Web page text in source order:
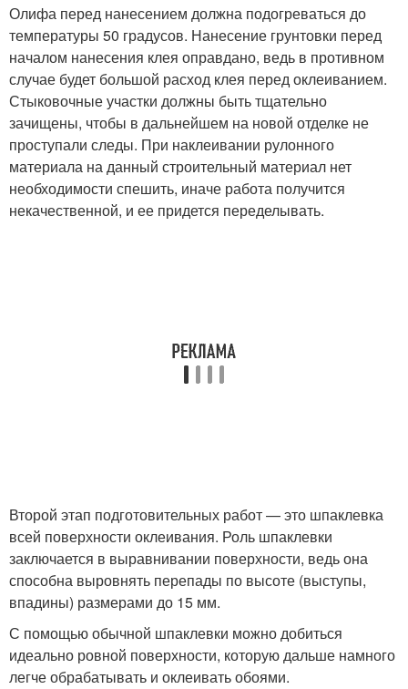
Олифа перед нанесением должна подогреваться до
температуры 50 градусов. Нанесение грунтовки перед
началом нанесения клея оправдано, ведь в противном
случае будет большой расход клея перед оклеиванием.
Стыковочные участки должны быть тщательно
зачищены, чтобы в дальнейшем на новой отделке не
проступали следы. При наклеивании рулонного
материала на данный строительный материал нет
необходимости спешить, иначе работа получится
некачественной, и ее придется переделывать.
Второй этап подготовительных работ — это шпаклевка
всей поверхности оклеивания. Роль шпаклевки
заключается в выравнивании поверхности, ведь она
способна выровнять перепады по высоте (выступы,
впадины) размерами до 15 мм.
С помощью обычной шпаклевки можно добиться
идеально ровной поверхности, которую дальше намного
легче обрабатывать и оклеивать обоями.